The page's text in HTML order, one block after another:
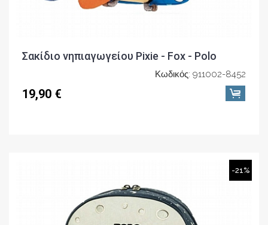
Σακίδιο νηπιαγωγείου Pixie - Fox - Polo
Κωδικός: 911002-8452
19,90 €
-21%